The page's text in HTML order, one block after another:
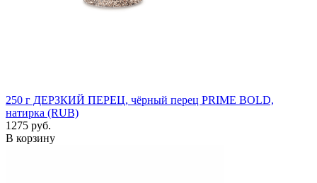
250 г ДЕРЗКИЙ ПЕРЕЦ, чёрный перец PRIME BOLD,
натирка (RUB)
1275 руб.
В корзину